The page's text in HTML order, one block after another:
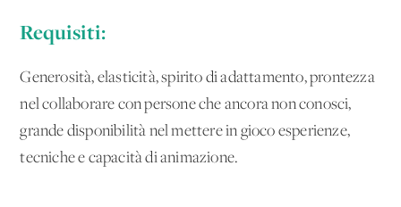
Requisiti:
Generosità, elasticità, spirito di adattamento, prontezza
nel collaborare con persone che ancora non conosci,
grande disponibilità nel mettere in gioco esperienze,
tecniche e capacità di animazione.